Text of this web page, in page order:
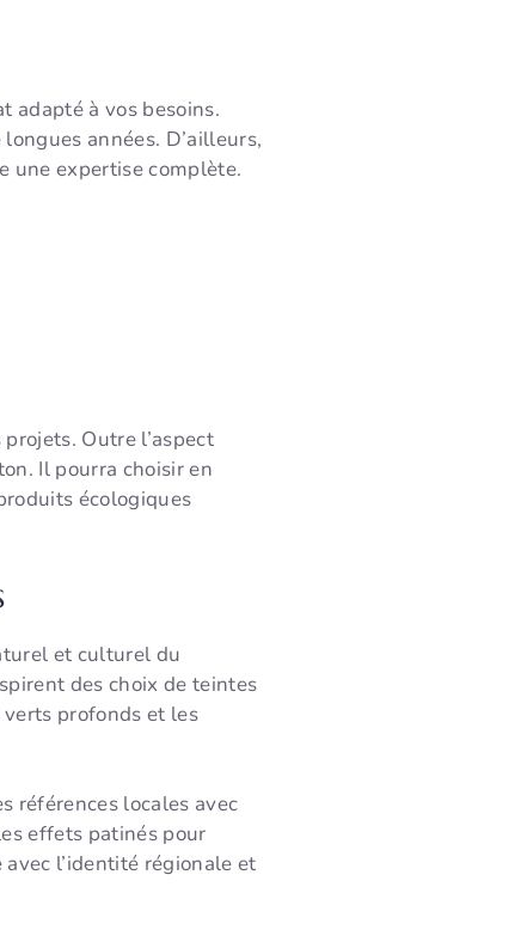
adapté à vos besoins.
années. D’ailleurs,
une expertise complète.
Outre l’aspect
Il pourra choisir en
écologiques
et culturel du
des choix de teintes
profonds et les
références locales avec
effets patinés pour
l’identité régionale et